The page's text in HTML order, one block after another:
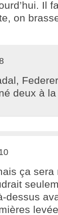
Il
on
deux à
ça sera
dessus